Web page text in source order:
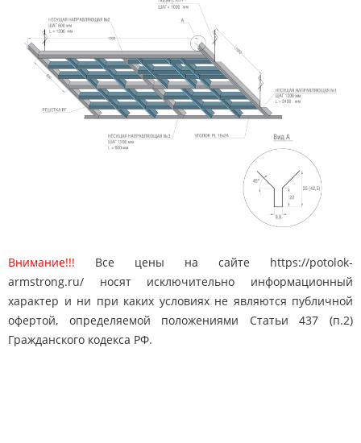
Внимание!!! Все цены на сайте https://potolok-
armstrong.ru/ носят исключительно информационный
характер и ни при каких условиях не являются публичной
офертой, определяемой положениями Статьи 437 (п.2)
Гражданского кодекса РФ.